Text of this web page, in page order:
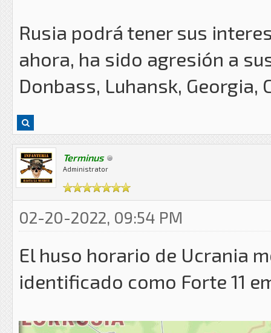
Rusia podrá tener sus
ahora, ha sido agresión a
Donbass, Luhansk, Georgia,
Terminus
Administrator
02-20-2022, 09:54 PM
El huso horario de Ucrania
identificado como Forte 11